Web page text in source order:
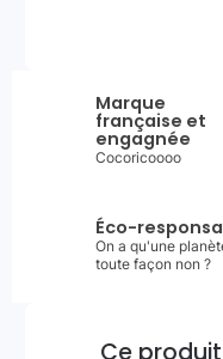
Marque
française et
engagnée
Cocoricoooo
Éco-
On a qu'une
toute façon non ?
Ce